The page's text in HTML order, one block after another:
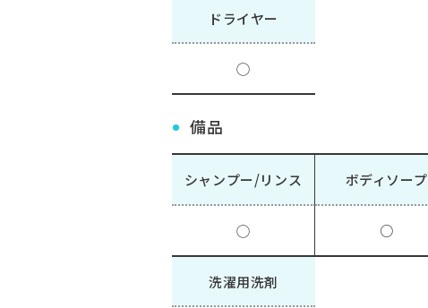
ドライヤー
◯
備品
シャンプー/リンス
◯
ボディソープ
○
洗濯用洗剤